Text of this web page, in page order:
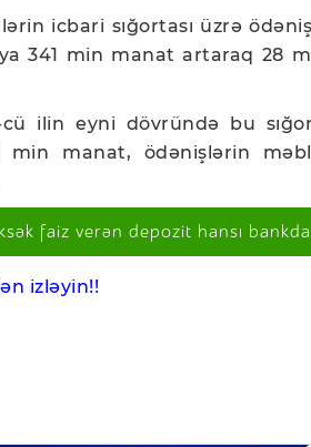
icbari sığortası üzrə
ya 341 min manat artaraq 28
ilin eyni dövründə bu
min manat, ödənişlərin
faiz verən depozit hansı
izləyin!!